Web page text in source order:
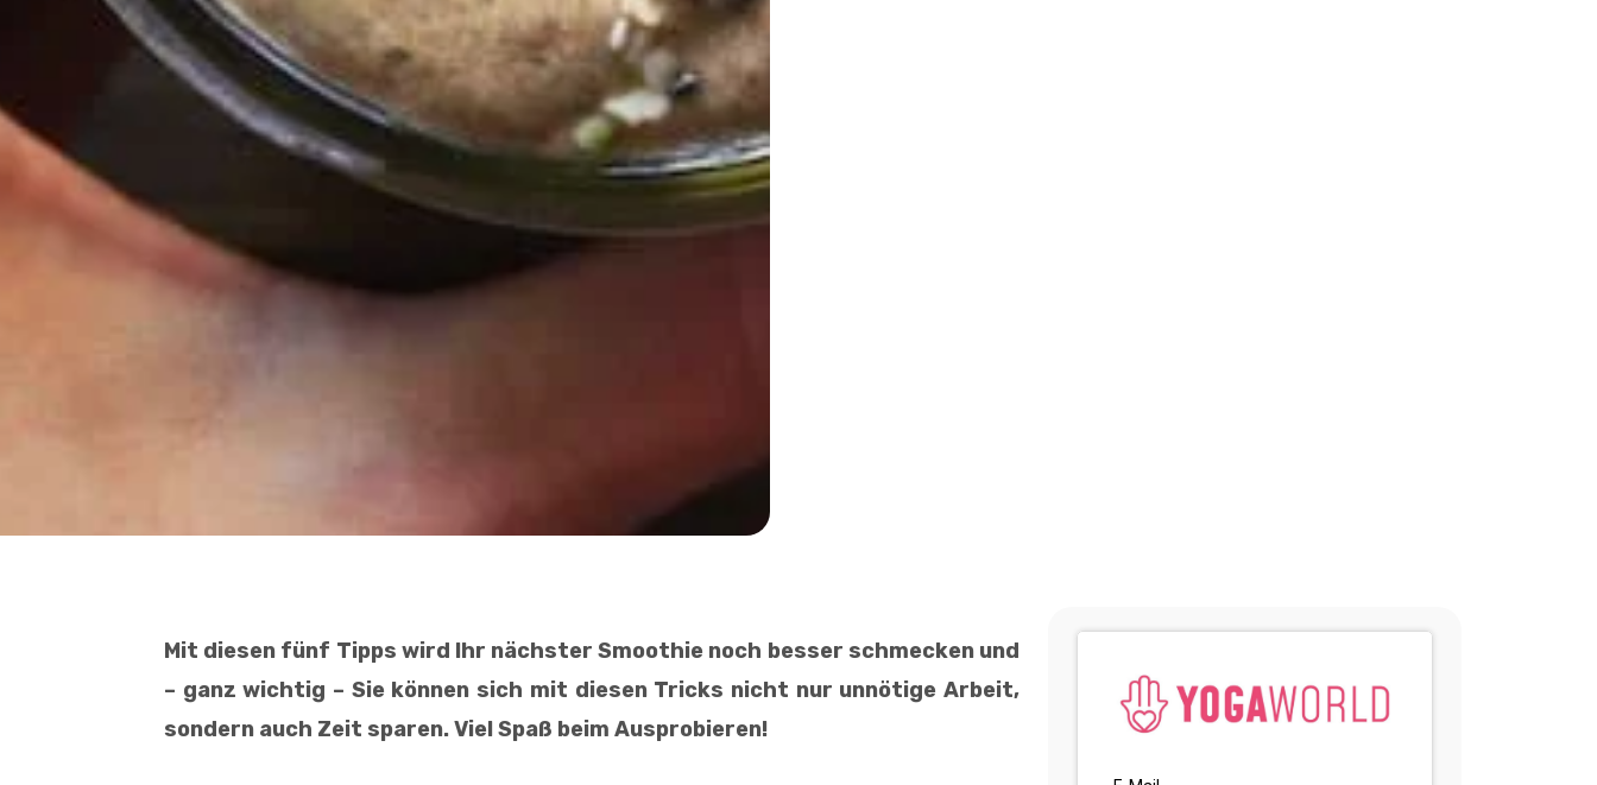
Mit diesen fünf Tipps wird Ihr nächster Smoothie noch besser schmecken und
– ganz wichtig – Sie können sich mit diesen Tricks nicht nur unnötige Arbeit,
sondern auch Zeit sparen. Viel Spaß beim Ausprobieren!